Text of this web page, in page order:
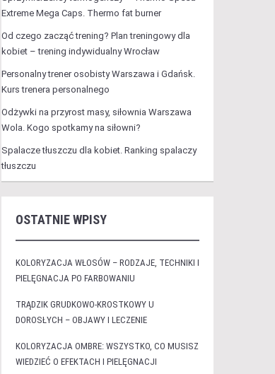
Extreme Mega Caps. Thermo fat burner
Od czego zacząć trening? Plan treningowy dla
kobiet – trening indywidualny Wrocław
Personalny trener osobisty Warszawa i Gdańsk.
Kurs trenera personalnego
Odżywki na przyrost masy, siłownia Warszawa
Wola. Kogo spotkamy na siłowni?
Spalacze tłuszczu dla kobiet. Ranking spalaczy
tłuszczu
OSTATNIE WPISY
KOLORYZACJA WŁOSÓW – RODZAJE, TECHNIKI I
PIELĘGNACJA PO FARBOWANIU
TRĄDZIK GRUDKOWO-KROSTKOWY U
DOROSŁYCH – OBJAWY I LECZENIE
KOLORYZACJA OMBRE: WSZYSTKO, CO MUSISZ
WIEDZIEĆ O EFEKTACH I PIELĘGNACJI